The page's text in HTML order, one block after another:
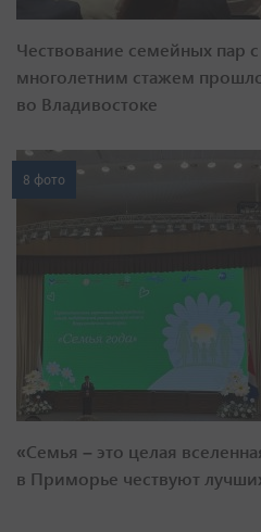
Чествование семейных пар с
многолетним стажем
во Владивостоке
8 фото
«Семья – это целая
в Приморье чествуют